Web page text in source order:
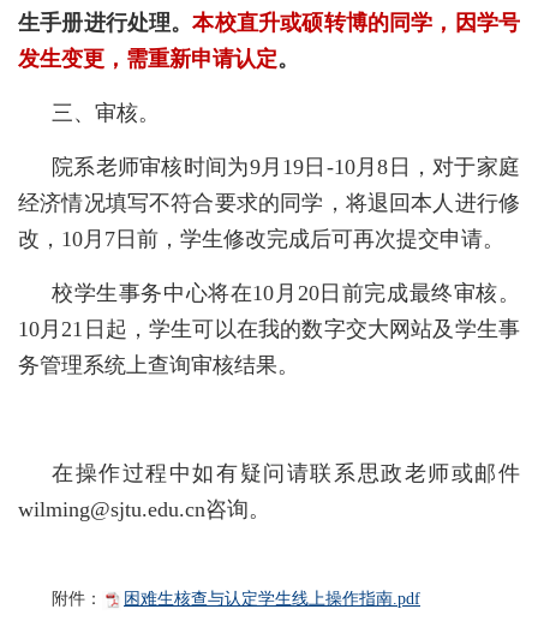
生手册进行处理。本校直升或硕转博的同学，因学号
发生变更，需重新申请认定。
三、审核。
院系老师审核时间为9月19日-10月8日，对于家庭
经济情况填写不符合要求的同学，将退回本人进行修
改，10月7日前，学生修改完成后可再次提交申请。
校学生事务中心将在10月20日前完成最终审核。
10月21日起，学生可以在我的数字交大网站及学生事
务管理系统上查询审核结果。
在操作过程中如有疑问请联系思政老师或邮件
wilming@sjtu.edu.cn咨询。
附件： 困难生核查与认定学生线上操作指南.pdf